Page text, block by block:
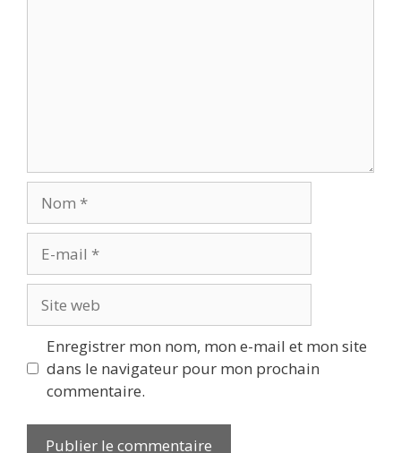
mail
web
Enregistrer mon nom, mon e-mail et mon site
dans le navigateur pour mon prochain
commentaire.